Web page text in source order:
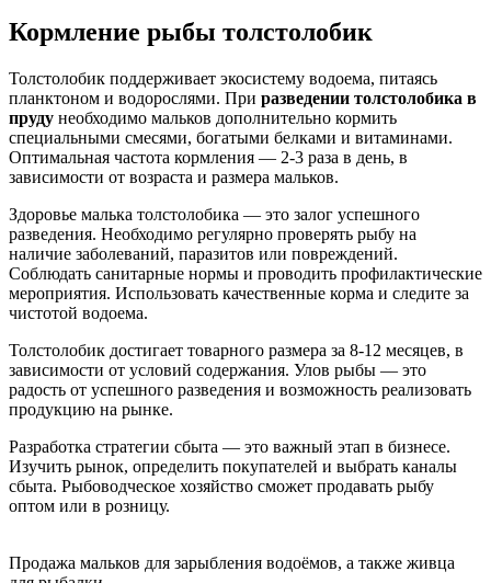
Кормление рыбы толстолобик
Толстолобик поддерживает экосистему водоема, питаясь
планктоном и водорослями. При разведении толстолобика в
пруду необходимо мальков дополнительно кормить
специальными смесями, богатыми белками и витаминами.
Оптимальная частота кормления — 2-3 раза в день, в
зависимости от возраста и размера мальков.
Здоровье малька толстолобика — это залог успешного
разведения. Необходимо регулярно проверять рыбу на
наличие заболеваний, паразитов или повреждений.
Соблюдать санитарные нормы и проводить профилактические
мероприятия. Использовать качественные корма и следите за
чистотой водоема.
Толстолобик достигает товарного размера за 8-12 месяцев, в
зависимости от условий содержания. Улов рыбы — это
радость от успешного разведения и возможность реализовать
продукцию на рынке.
Разработка стратегии сбыта — это важный этап в бизнесе.
Изучить рынок, определить покупателей и выбрать каналы
сбыта. Рыбоводческое хозяйство сможет продавать рыбу
оптом или в розницу.
Продажа мальков для зарыбления водоёмов, а также живца